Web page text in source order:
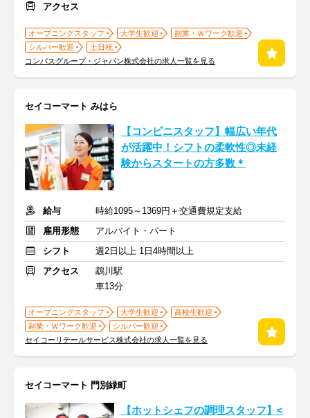
アクセス
オープニングスタッフ 大学生歓迎
副業・Ｗワーク歓迎
シルバー歓迎
土日祝
コンパスグループ・ジャパン株式会社の求人一覧を見る
セイコーマート みはら
【コンビニスタッフ】幅広い年代
が活躍中！シフトの柔軟性◎未経
験からスタートの方多数＊
給与
時給1095～1369円＋交通費規定支給
雇用形態
アルバイト・パート
シフト
週2日以上 1日4時間以上
アクセス
鵡川駅
車13分
オープニングスタッフ 大学生歓迎
高校生歓迎
副業・Ｗワーク歓迎
シルバー歓迎
セイコーリテールサービス株式会社の求人一覧を見る
セイコーマート 門別緑町
【ホットシェフの調理スタッフ】<